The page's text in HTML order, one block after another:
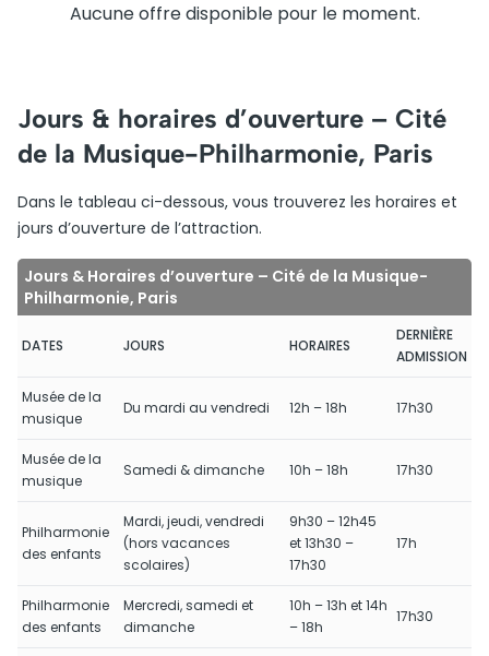
Aucune offre disponible pour le moment.
Jours & horaires d’ouverture – Cité
de la Musique-Philharmonie, Paris
Dans le tableau ci-dessous, vous trouverez les horaires et
jours d’ouverture de l’attraction.
Jours & Horaires d’ouverture – Cité de la Musique-
Philharmonie, Paris
DATES JOURS HORAIRES
DERNIÈRE
ADMISSION
Musée de la
musique
Du mardi au vendredi 12h – 18h 17h30
Musée de la
musique
Samedi & dimanche 10h – 18h 17h30
Philharmonie
des enfants
Mardi, jeudi, vendredi
(hors vacances
scolaires)
9h30 – 12h45
et 13h30 –
17h30
17h
Philharmonie
des enfants
Mercredi, samedi et
dimanche
10h – 13h et 14h
– 18h
17h30